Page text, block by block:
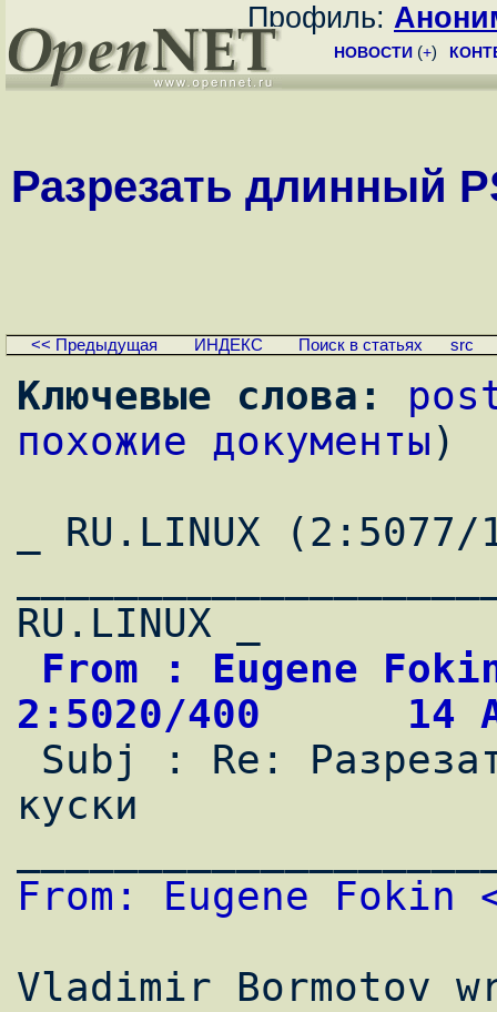
Профиль:
НОВОСТИ (+)
Разрезать длинный
<< Предыдущая ИНДЕКС Поиск в статьях src
Ключевые слова:
похожие документы)
_ RU.LINUX
2:5020/400      14
From: Eugene Fokin
Vladimir Bormotov